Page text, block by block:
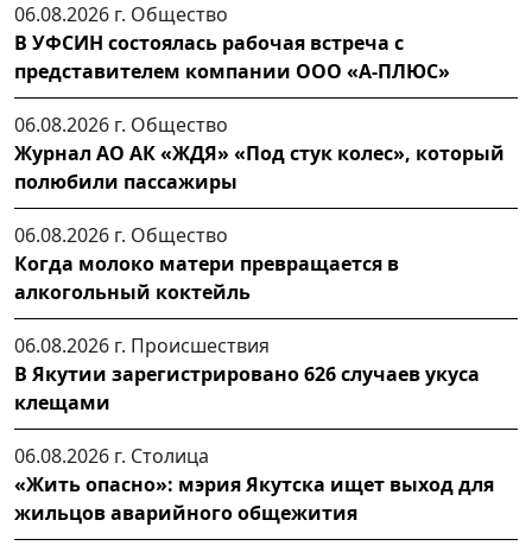
06.08.2026 г. Общество
В УФСИН состоялась рабочая встреча с
представителем компании ООО «А-ПЛЮС»
06.08.2026 г. Общество
Журнал АО АК «ЖДЯ» «Под стук колес», который
полюбили пассажиры
06.08.2026 г. Общество
Когда молоко матери превращается в
алкогольный коктейль
06.08.2026 г. Происшествия
В Якутии зарегистрировано 626 случаев укуса
клещами
06.08.2026 г. Столица
«Жить опасно»: мэрия Якутска ищет выход для
жильцов аварийного общежития